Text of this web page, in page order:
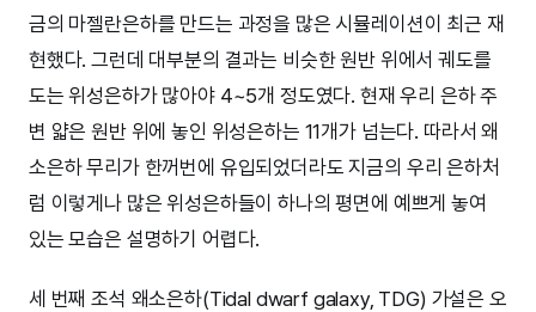
금의 마젤란은하를 만드는 과정을 많은 시뮬레이션이 최근 재
현했다. 그런데 대부분의 결과는 비슷한 원반 위에서 궤도를
도는 위성은하가 많아야 4~5개 정도였다. 현재 우리 은하 주
변 얇은 원반 위에 놓인 위성은하는 11개가 넘는다. 따라서 왜
소은하 무리가 한꺼번에 유입되었더라도 지금의 우리 은하처
럼 이렇게나 많은 위성은하들이 하나의 평면에 예쁘게 놓여
있는 모습은 설명하기 어렵다.
세 번째 조석 왜소은하(Tidal dwarf galaxy, TDG) 가설은 오